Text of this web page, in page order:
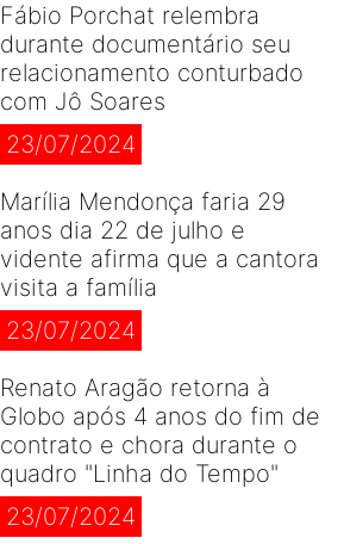
Fábio Porchat relembra
durante documentário seu
relacionamento conturbado
com Jô Soares
23/07/2024
Marília Mendonça faria 29
anos dia 22 de julho e
vidente afirma que a cantora
visita a família
23/07/2024
Renato Aragão retorna à
Globo após 4 anos do fim de
contrato e chora durante o
quadro "Linha do Tempo"
23/07/2024